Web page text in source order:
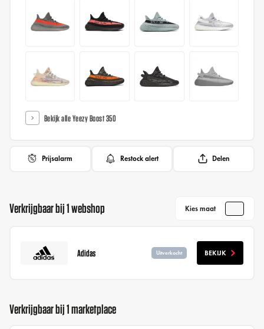
Bekijk alle Yeezy Boost 350
Prijsalarm Restock alert Delen
Verkrijgbaar bij 1 webshop Kies maat
Adidas Uitverkocht BEKIJK
Verkrijgbaar bij 1 marketplace